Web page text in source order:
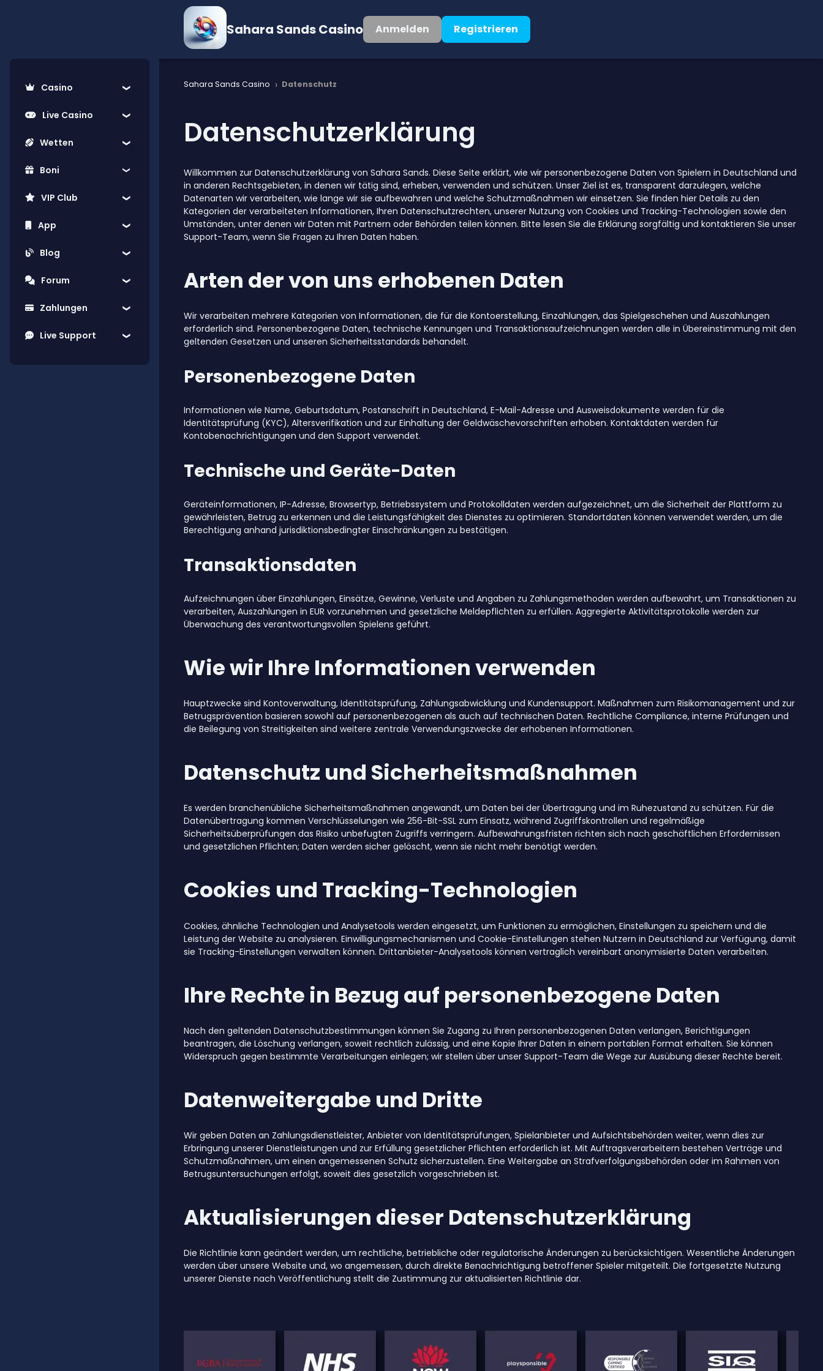
Sahara Sands Casino Anmelden Registrieren
Casino
Live Casino
Wetten
Boni
VIP Club
App
Blog
Forum
Zahlungen
Live Support
Sahara Sands Casino › Datenschutz
Datenschutzerklärung
Willkommen zur Datenschutzerklärung von Sahara Sands. Diese Seite erklärt, wie wir personenbezogene Daten von Spielern in Deutschland und
in anderen Rechtsgebieten, in denen wir tätig sind, erheben, verwenden und schützen. Unser Ziel ist es, transparent darzulegen, welche
Datenarten wir verarbeiten, wie lange wir sie aufbewahren und welche Schutzmaßnahmen wir einsetzen. Sie finden hier Details zu den
Kategorien der verarbeiteten Informationen, Ihren Datenschutzrechten, unserer Nutzung von Cookies und Tracking-Technologien sowie den
Umständen, unter denen wir Daten mit Partnern oder Behörden teilen können. Bitte lesen Sie die Erklärung sorgfältig und kontaktieren Sie unser
Support-Team, wenn Sie Fragen zu Ihren Daten haben.
Arten der von uns erhobenen Daten
Wir verarbeiten mehrere Kategorien von Informationen, die für die Kontoerstellung, Einzahlungen, das Spielgeschehen und Auszahlungen
erforderlich sind. Personenbezogene Daten, technische Kennungen und Transaktionsaufzeichnungen werden alle in Übereinstimmung mit den
geltenden Gesetzen und unseren Sicherheitsstandards behandelt.
Personenbezogene Daten
Informationen wie Name, Geburtsdatum, Postanschrift in Deutschland, E-Mail-Adresse und Ausweisdokumente werden für die
Identitätsprüfung (KYC), Altersverifikation und zur Einhaltung der Geldwäschevorschriften erhoben. Kontaktdaten werden für
Kontobenachrichtigungen und den Support verwendet.
Technische und Geräte-Daten
Geräteinformationen, IP-Adresse, Browsertyp, Betriebssystem und Protokolldaten werden aufgezeichnet, um die Sicherheit der Plattform zu
gewährleisten, Betrug zu erkennen und die Leistungsfähigkeit des Dienstes zu optimieren. Standortdaten können verwendet werden, um die
Berechtigung anhand jurisdiktionsbedingter Einschränkungen zu bestätigen.
Transaktionsdaten
Aufzeichnungen über Einzahlungen, Einsätze, Gewinne, Verluste und Angaben zu Zahlungsmethoden werden aufbewahrt, um Transaktionen zu
verarbeiten, Auszahlungen in EUR vorzunehmen und gesetzliche Meldepflichten zu erfüllen. Aggregierte Aktivitätsprotokolle werden zur
Überwachung des verantwortungsvollen Spielens geführt.
Wie wir Ihre Informationen verwenden
Hauptzwecke sind Kontoverwaltung, Identitätsprüfung, Zahlungsabwicklung und Kundensupport. Maßnahmen zum Risikomanagement und zur
Betrugsprävention basieren sowohl auf personenbezogenen als auch auf technischen Daten. Rechtliche Compliance, interne Prüfungen und
die Beilegung von Streitigkeiten sind weitere zentrale Verwendungszwecke der erhobenen Informationen.
Datenschutz und Sicherheitsmaßnahmen
Es werden branchenübliche Sicherheitsmaßnahmen angewandt, um Daten bei der Übertragung und im Ruhezustand zu schützen. Für die
Datenübertragung kommen Verschlüsselungen wie 256-Bit-SSL zum Einsatz, während Zugriffskontrollen und regelmäßige
Sicherheitsüberprüfungen das Risiko unbefugten Zugriffs verringern. Aufbewahrungsfristen richten sich nach geschäftlichen Erfordernissen
und gesetzlichen Pflichten; Daten werden sicher gelöscht, wenn sie nicht mehr benötigt werden.
Cookies und Tracking-Technologien
Cookies, ähnliche Technologien und Analysetools werden eingesetzt, um Funktionen zu ermöglichen, Einstellungen zu speichern und die
Leistung der Website zu analysieren. Einwilligungsmechanismen und Cookie-Einstellungen stehen Nutzern in Deutschland zur Verfügung, damit
sie Tracking-Einstellungen verwalten können. Drittanbieter-Analysetools können vertraglich vereinbart anonymisierte Daten verarbeiten.
Ihre Rechte in Bezug auf personenbezogene Daten
Nach den geltenden Datenschutzbestimmungen können Sie Zugang zu Ihren personenbezogenen Daten verlangen, Berichtigungen
beantragen, die Löschung verlangen, soweit rechtlich zulässig, und eine Kopie Ihrer Daten in einem portablen Format erhalten. Sie können
Widerspruch gegen bestimmte Verarbeitungen einlegen; wir stellen über unser Support-Team die Wege zur Ausübung dieser Rechte bereit.
Datenweitergabe und Dritte
Wir geben Daten an Zahlungsdienstleister, Anbieter von Identitätsprüfungen, Spielanbieter und Aufsichtsbehörden weiter, wenn dies zur
Erbringung unserer Dienstleistungen und zur Erfüllung gesetzlicher Pflichten erforderlich ist. Mit Auftragsverarbeitern bestehen Verträge und
Schutzmaßnahmen, um einen angemessenen Schutz sicherzustellen. Eine Weitergabe an Strafverfolgungsbehörden oder im Rahmen von
Betrugsuntersuchungen erfolgt, soweit dies gesetzlich vorgeschrieben ist.
Aktualisierungen dieser Datenschutzerklärung
Die Richtlinie kann geändert werden, um rechtliche, betriebliche oder regulatorische Änderungen zu berücksichtigen. Wesentliche Änderungen
werden über unsere Website und, wo angemessen, durch direkte Benachrichtigung betroffener Spieler mitgeteilt. Die fortgesetzte Nutzung
unserer Dienste nach Veröffentlichung stellt die Zustimmung zur aktualisierten Richtlinie dar.